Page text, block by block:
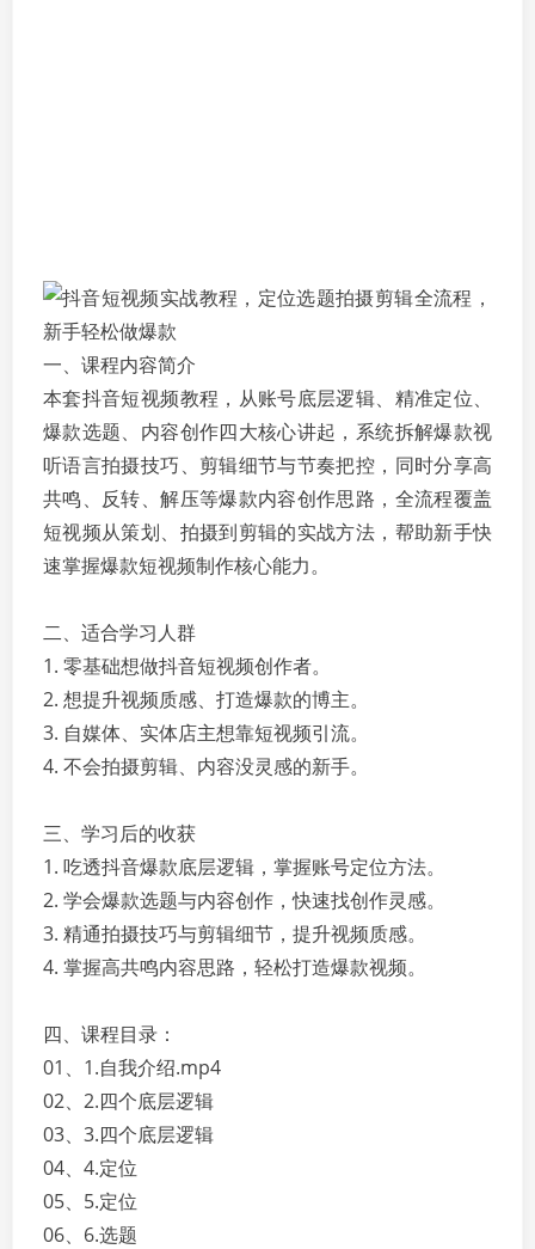
一、课程内容简介
本套抖音短视频教程，从账号底层逻辑、精准定位、
爆款选题、内容创作四大核心讲起，系统拆解爆款视
听语言拍摄技巧、剪辑细节与节奏把控，同时分享高
共鸣、反转、解压等爆款内容创作思路，全流程覆盖
短视频从策划、拍摄到剪辑的实战方法，帮助新手快
速掌握爆款短视频制作核心能力。
二、适合学习人群
1. 零基础想做抖音短视频创作者。
2. 想提升视频质感、打造爆款的博主。
3. 自媒体、实体店主想靠短视频引流。
4. 不会拍摄剪辑、内容没灵感的新手。
三、学习后的收获
1. 吃透抖音爆款底层逻辑，掌握账号定位方法。
2. 学会爆款选题与内容创作，快速找创作灵感。
3. 精通拍摄技巧与剪辑细节，提升视频质感。
4. 掌握高共鸣内容思路，轻松打造爆款视频。
四、课程目录：
01、1.自我介绍.mp4
02、2.四个底层逻辑
03、3.四个底层逻辑
04、4.定位
05、5.定位
06、6.选题